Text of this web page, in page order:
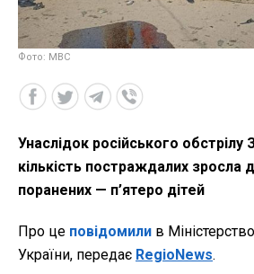
Фото: МВС
Унаслідок російського
кількість постраждалих зросла
поранених — п’ятеро дітей
Про це повідомили в
України, передає RegioNews.